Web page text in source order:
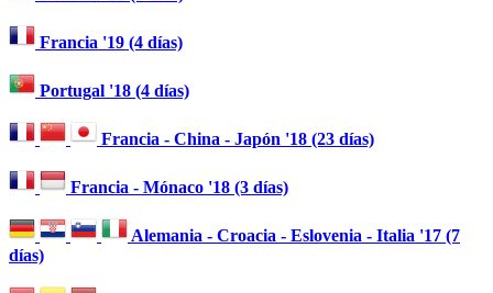
Francia '19 (4 días)
Portugal '18 (4 días)
Francia - China - Japón '18 (23 días)
Francia - Mónaco '18 (3 días)
Alemania - Croacia - Eslovenia - Italia '17 (7
días)